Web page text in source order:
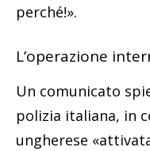
perché!».
L’operazione
Un comunicato
polizia italiana, in
ungherese